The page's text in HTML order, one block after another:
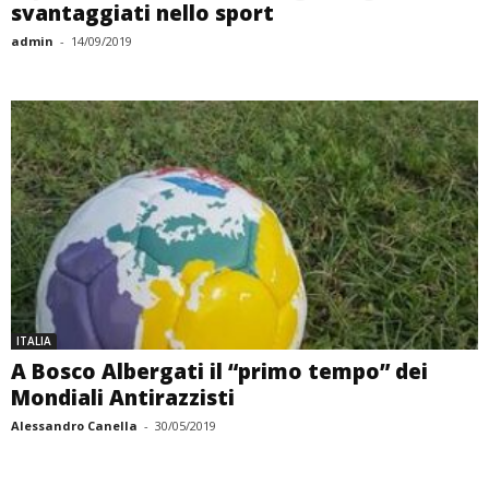
svantaggiati nello sport
admin - 14/09/2019
ITALIA
A Bosco Albergati il “primo tempo” dei
Mondiali Antirazzisti
Alessandro Canella - 30/05/2019